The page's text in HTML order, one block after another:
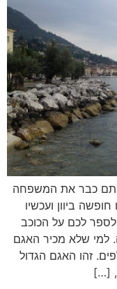
כבר את המשפחה
ביוון ועכשיו
לכם על הכוכב
שלא מכיר האגם
זהו האגם הגדול
[…]